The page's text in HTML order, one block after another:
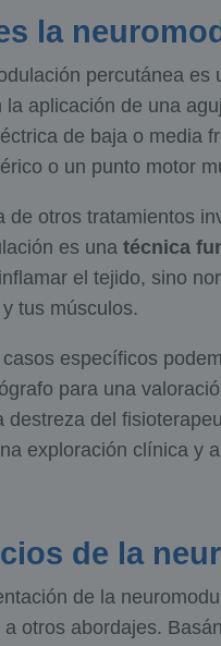
la
percutánea
la aplicación de una
de baja o media
o un punto motor
de otros tratamientos
es una técnica
el tejido, sino
tus músculos.
específicos
para una
destreza del
exploración clínica y
de la
de la
a otros abordajes.